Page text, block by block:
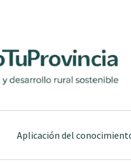
Aplicación del